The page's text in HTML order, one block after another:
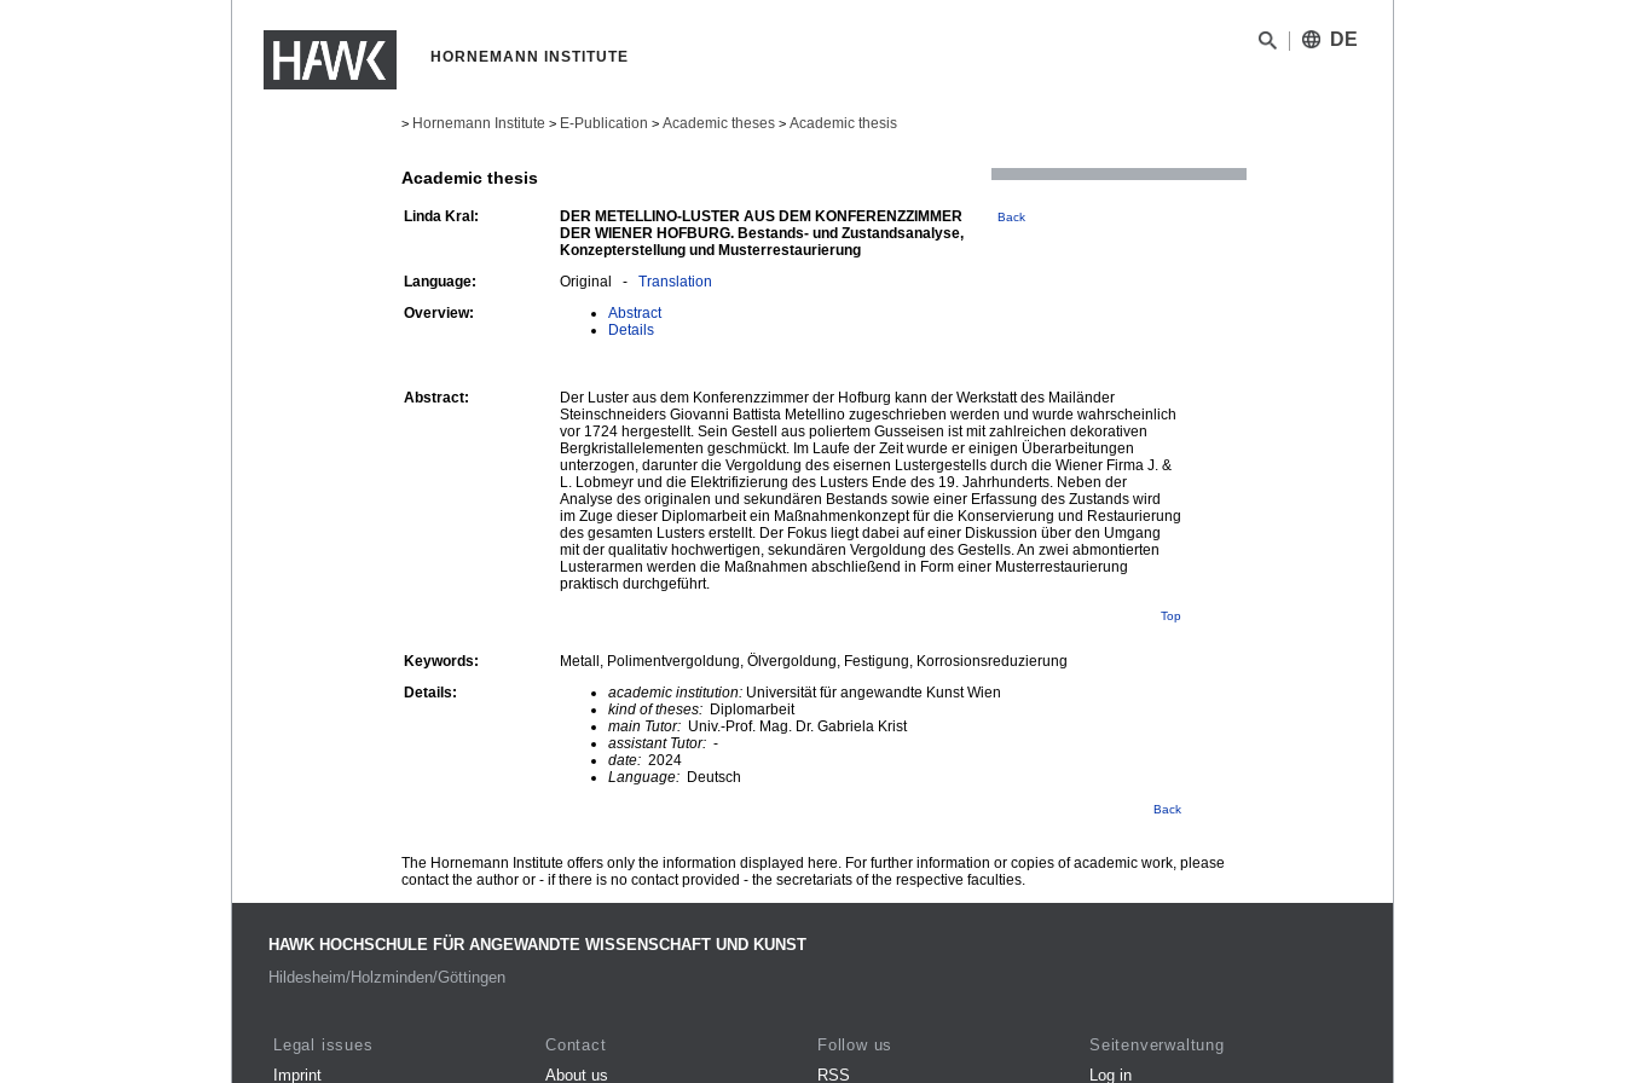
HORNEMANN INSTITUTE
DE
> Hornemann Institute > E-Publication > Academic theses > Academic thesis
Academic thesis
Linda Kral:
DER METELLINO-LUSTER AUS DEM KONFERENZZIMMER
DER WIENER HOFBURG. Bestands- und Zustandsanalyse,
Konzepterstellung und Musterrestaurierung
Back
Language: Original - Translation
Overview:
Abstract
Details
Abstract:
Der Luster aus dem Konferenzzimmer der Hofburg kann der Werkstatt des Mailänder
Steinschneiders Giovanni Battista Metellino zugeschrieben werden und wurde wahrscheinlich
vor 1724 hergestellt. Sein Gestell aus poliertem Gusseisen ist mit zahlreichen dekorativen
Bergkristallelementen geschmückt. Im Laufe der Zeit wurde er einigen Überarbeitungen
unterzogen, darunter die Vergoldung des eisernen Lustergestells durch die Wiener Firma J. &
L. Lobmeyr und die Elektrifizierung des Lusters Ende des 19. Jahrhunderts. Neben der
Analyse des originalen und sekundären Bestands sowie einer Erfassung des Zustands wird
im Zuge dieser Diplomarbeit ein Maßnahmenkonzept für die Konservierung und Restaurierung
des gesamten Lusters erstellt. Der Fokus liegt dabei auf einer Diskussion über den Umgang
mit der qualitativ hochwertigen, sekundären Vergoldung des Gestells. An zwei abmontierten
Lusterarmen werden die Maßnahmen abschließend in Form einer Musterrestaurierung
praktisch durchgeführt.
Top
Keywords:
Metall, Polimentvergoldung, Ölvergoldung, Festigung, Korrosionsreduzierung
Details:
academic institution: Universität für angewandte Kunst Wien
kind of theses: Diplomarbeit
main Tutor: Univ.-Prof. Mag. Dr. Gabriela Krist
assistant Tutor: -
date: 2024
Language: Deutsch
Back
The Hornemann Institute offers only the information displayed here. For further information or copies of academic work, please
contact the author or - if there is no contact provided - the secretariats of the respective faculties.
HAWK HOCHSCHULE FÜR ANGEWANDTE WISSENSCHAFT UND KUNST
Hildesheim/Holzminden/Göttingen
Legal issues
Imprint
Contact
About us
Follow us
RSS
Seitenverwaltung
Log in